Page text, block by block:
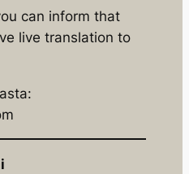
can inform that
live translation to